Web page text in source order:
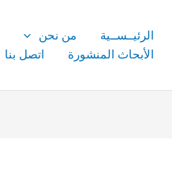
الرئيــســية من نحن
الأبحاث المنشورة
اتصل بنا